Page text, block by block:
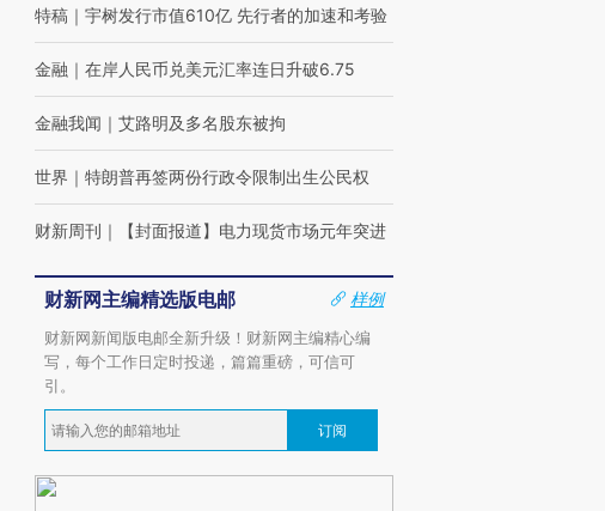
特稿 ｜ 宇树发行市值610亿 先行者的加速和考验
金融 ｜ 在岸人民币兑美元汇率连日升破6.75
金融我闻 ｜ 艾路明及多名股东被拘
世界 ｜ 特朗普再签两份行政令限制出生公民权
财新周刊 ｜ 【封面报道】电力现货市场元年突进
财新网主编精选版电邮
样例
财新网新闻版电邮全新升级！财新网主编精心编
写，每个工作日定时投递，篇篇重磅，可信可
引。
订阅